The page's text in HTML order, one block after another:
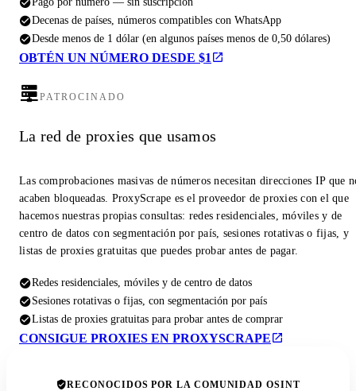
Decenas de países, números compatibles con WhatsApp
Desde menos de 1 dólar (en algunos países menos de 0,50 dólares)
OBTÉN UN NÚMERO DESDE $1
PATROCINADO
La red de proxies que usamos
Las comprobaciones masivas de números necesitan direcciones IP que
acaben bloqueadas. ProxyScrape es el proveedor de proxies con el que
hacemos nuestras propias consultas: redes residenciales, móviles y de
centro de datos con segmentación por país, sesiones rotativas o fijas, y
listas de proxies gratuitas que puedes probar antes de pagar.
Redes residenciales, móviles y de centro de datos
Sesiones rotativas o fijas, con segmentación por país
Listas de proxies gratuitas para probar antes de comprar
CONSIGUE PROXIES EN PROXYSCRAPE
RECONOCIDOS POR LA COMUNIDAD OSINT